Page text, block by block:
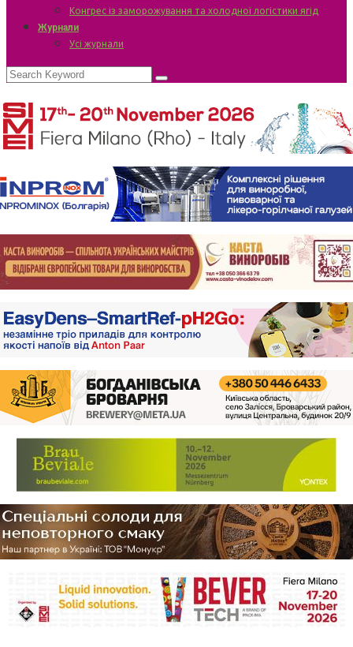
Конгрес із заморожування та холодної логістики ягід
Журнали
Усі журнали